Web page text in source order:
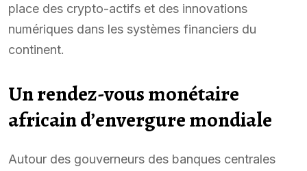
place des crypto-actifs et des innovations
numériques dans les systèmes financiers du
continent.
Un rendez-vous monétaire
africain d’envergure mondiale
Autour des gouverneurs des banques centrales